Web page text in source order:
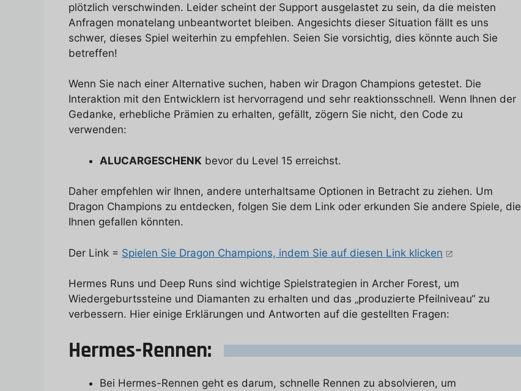
plötzlich verschwinden. Leider scheint der Support ausgelastet zu sein, da die meisten
Anfragen monatelang unbeantwortet bleiben. Angesichts dieser Situation fällt es uns
schwer, dieses Spiel weiterhin zu empfehlen. Seien Sie vorsichtig, dies könnte auch Sie
betreffen!
Wenn Sie nach einer Alternative suchen, haben wir Dragon Champions getestet. Die
Interaktion mit den Entwicklern ist hervorragend und sehr reaktionsschnell. Wenn Ihnen der
Gedanke, erhebliche Prämien zu erhalten, gefällt, zögern Sie nicht, den Code zu
verwenden:
ALUCARGESCHENK bevor du Level 15 erreichst.
Daher empfehlen wir Ihnen, andere unterhaltsame Optionen in Betracht zu ziehen. Um
Dragon Champions zu entdecken, folgen Sie dem Link oder erkunden Sie andere Spiele, die
Ihnen gefallen könnten.
Der Link = Spielen Sie Dragon Champions, indem Sie auf diesen Link klicken
Hermes Runs und Deep Runs sind wichtige Spielstrategien in Archer Forest, um
Wiedergeburtssteine und Diamanten zu erhalten und das „produzierte Pfeilniveau“ zu
verbessern. Hier einige Erklärungen und Antworten auf die gestellten Fragen:
Hermes-Rennen:
Bei Hermes-Rennen geht es darum, schnelle Rennen zu absolvieren, um